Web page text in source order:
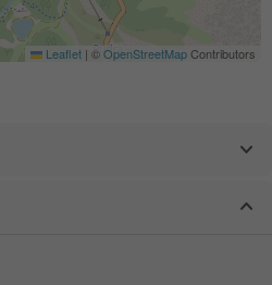
Leaflet | ©OpenStreetMapContributors